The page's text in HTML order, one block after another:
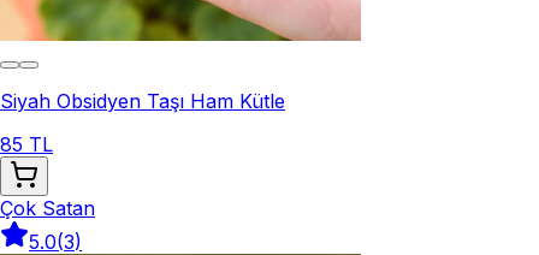
Siyah Obsidyen Taşı Ham Kütle
85 TL
Çok Satan
5.0(3)